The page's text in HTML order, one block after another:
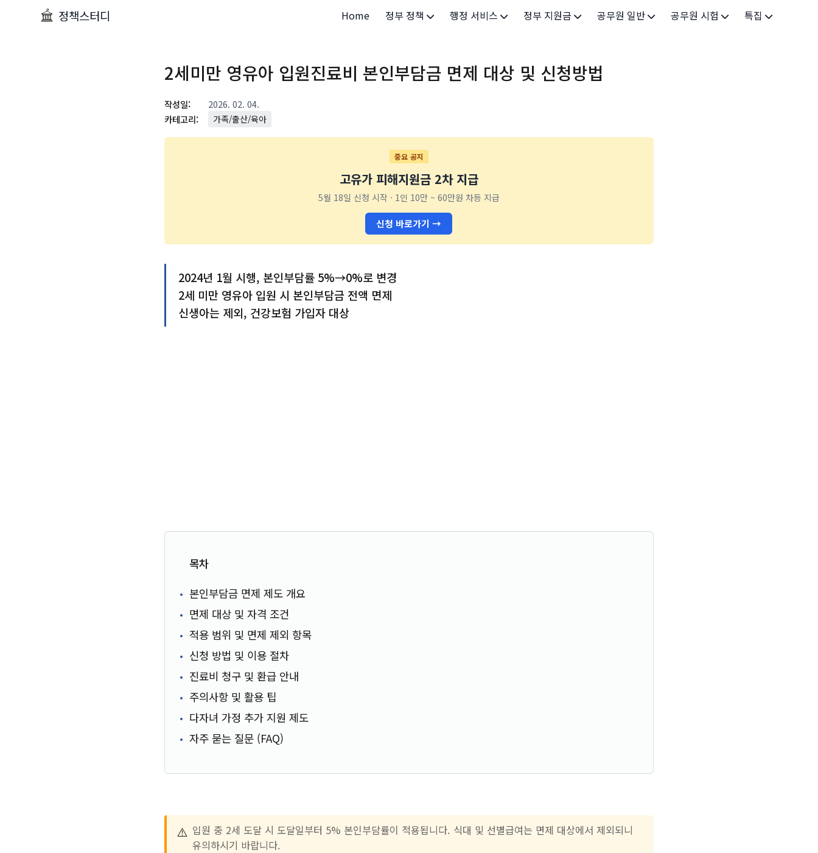
정책스터디 Home 정부 정책
정부 정책
행정 서비스
보조금24
세무/납부
기타 서비스
정부 지원금
소상공인
공무원 일반
공무원 제도
공무원 시험 특집
2세미만 영유아 입원진료비 본인부담금 면제 대상 및 신청방법
작성일:
2026. 02. 04.
카테고리:
가족/출산/육아
중요 공지
고유가 피해지원금 2차 지급
5월 18일 신청 시작 · 1인 10만 ~ 60만원 차등 지급
신청 바로가기 →
2024년 1월 시행, 본인부담률 5%→0%로 변경
2세 미만 영유아 입원 시 본인부담금 전액 면제
신생아는 제외, 건강보험 가입자 대상
목차
본인부담금 면제 제도 개요
면제 대상 및 자격 조건
적용 범위 및 면제 제외 항목
신청 방법 및 이용 절차
진료비 청구 및 환급 안내
주의사항 및 활용 팁
다자녀 가정 추가 지원 제도
자주 묻는 질문 (FAQ)
⚠️ 입원 중 2세 도달 시 도달일부터 5% 본인부담률이 적용됩니다. 식대 및 선별급여는 면제 대상에서 제외되니
유의하시기 바랍니다.